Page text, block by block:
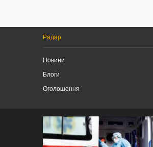
Радар
Новини
Блоги
Оголошення